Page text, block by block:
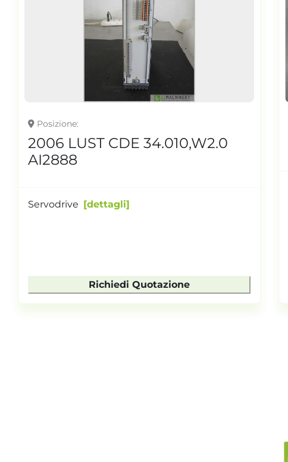
Posizione
2006 LUST CDE 34.010,W2.0
AI2888
Servodrive dettagli
Richiedi Quotazione